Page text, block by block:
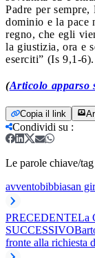
Padre per
dominio e la pace
regno, che egli
la giustizia, ora e
eserciti” (Is 9,1-6).
(Articolo apparso
Copia il link
Condividi su :
Le parole chiave/
avventobibbiasan
PRECEDENTELa
SUCCESSIVO
fronte alla richiesta